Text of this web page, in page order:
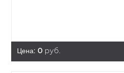
Цена: 0 руб.